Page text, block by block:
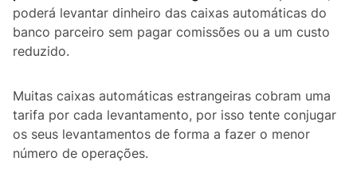
poderá levantar dinheiro das caixas automáticas do
banco parceiro sem pagar comissões ou a um custo
reduzido.
Muitas caixas automáticas estrangeiras cobram uma
tarifa por cada levantamento, por isso tente conjugar
os seus levantamentos de forma a fazer o menor
número de operações.